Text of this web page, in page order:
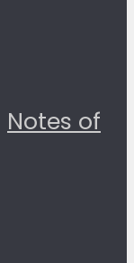
Notes of